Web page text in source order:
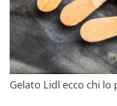
Gelato Lidl ecco chi